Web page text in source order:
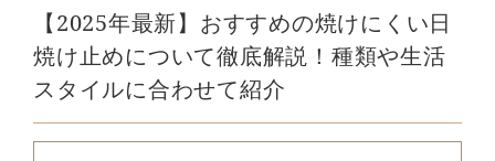
【2025年最新】おすすめの焼けにくい日
焼け止めについて徹底解説！種類や生活
スタイルに合わせて紹介